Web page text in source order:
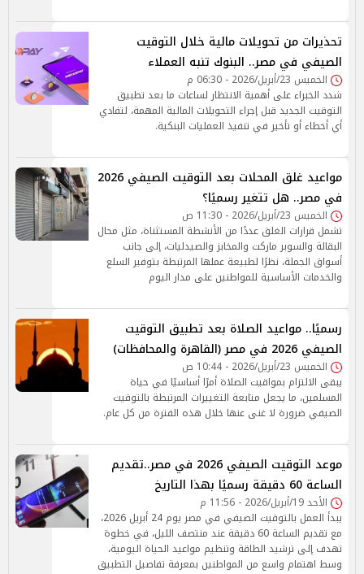
تحذيرات من تحويلات مالية خلال التوقيت
الصيفي في مصر.. البنوك تنبه العملاء
الخميس 23/أبريل/2026 - 06:30 م
شدد الخبراء على أهمية الانتظار لساعات ما بعد تطبيق
التوقيت الجديد قبل إجراء التحويلات المالية المهمة، لتفادي
أي أخطاء أو تأخير في تنفيذ العمليات البنكية.
مواعيد غلق المحلات بعد التوقيت الصيفي 2026
في مصر.. هل تتغير رسميًا؟
الخميس 23/أبريل/2026 - 11:30 ص
تشمل قرارات الغلق عددًا من الأنشطة المستثناة، مثل محال
البقالة والسوبر ماركت والمخابز والصيدليات، إلى جانب
أسواق الجملة، نظرًا لطبيعة عملها المرتبطة بتوفير السلع
والخدمات الأساسية للمواطنين على مدار اليوم
رسميًا.. مواعيد الصلاة بعد تطبيق التوقيت
الصيفي 2026 في مصر (القاهرة والمحافظات)
الخميس 23/أبريل/2026 - 10:44 ص
يبقى الالتزام بمواقيت الصلاة أمرًا أساسيًا في حياة
المسلمين، ما يجعل متابعة التغييرات المرتبطة بالتوقيت
الصيفي ضرورة لا غنى عنها خلال هذه الفترة من كل عام.
موعد التوقيت الصيفي 2026 في مصر..تقديم
الساعة 60 دقيقة رسميًا بهذا التاريخ
الأحد 19/أبريل/2026 - 11:56 م
يبدأ العمل بالتوقيت الصيفي في مصر يوم 24 أبريل 2026،
مع تقديم الساعة 60 دقيقة عند منتصف الليل، في خطوة
تهدف إلى ترشيد الطاقة وتنظيم مواعيد الحياة اليومية،
وسط اهتمام واسع من المواطنين بمعرفة تفاصيل التطبيق